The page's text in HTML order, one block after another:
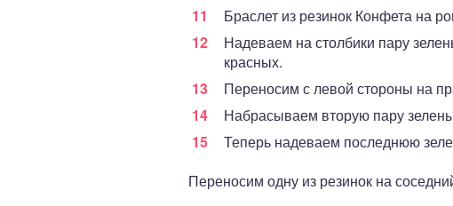
Браслет из резинок Конфета на
Надеваем на столбики пару
красных.
Переносим с левой стороны на
Набрасываем вторую пару
Теперь надеваем последнюю
Переносим одну из резинок на